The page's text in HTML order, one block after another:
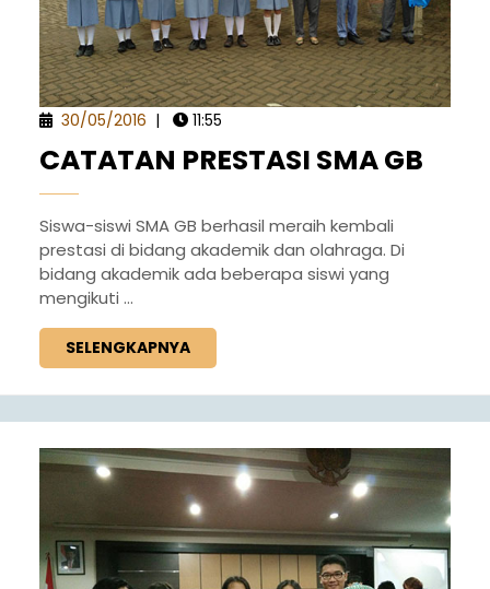
30/05/2016 | 11:55
CATATAN PRESTASI SMA GB
Siswa-siswi SMA GB berhasil meraih kembali
prestasi di bidang akademik dan olahraga. Di
bidang akademik ada beberapa siswi yang
mengikuti ...
SELENGKAPNYA